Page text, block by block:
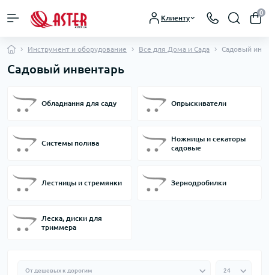
Клиенту
0
Инструмент и оборудование Все для Дома и Сада Садовый
Садовый инвентарь
Обладнання для саду Опрыскиватели
Системы полива
Ножницы и секаторы
садовые
Лестницы и стремянки Зернодробилки
Леска, диски для
триммера